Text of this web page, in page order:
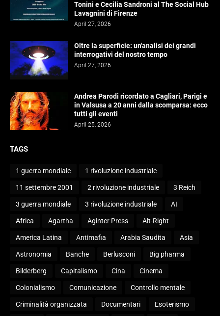
Tonini e Cecilia Sandroni al The Social Hub
Lavagnini di Firenze
April 27, 2026
Oltre la superficie: un'analisi dei grandi
interrogativi del nostro tempo
April 27, 2026
Andrea Parodi ricordato a Cagliari, Parigi e
in Valsusa a 20 anni dalla scomparsa: ecco
tutti gli eventi
April 25, 2026
TAGS
1 guerra mondiale 1 rivoluzione industriale
11 settembre 2001 2 rivoluzione industriale 3 Reich
3 guerra mondiale 3 rivoluzione industriale AI
Africa Agartha Aginter Press Alt-Right
America Latina Antimafia Arabia Saudita Asia
Astronomia Banche Berlusconi Big pharma
Bilderberg Capitalismo Cina Cinema
Colonialismo Comunicazione Controllo mentale
Criminalità organizzata Documentari Esoterismo